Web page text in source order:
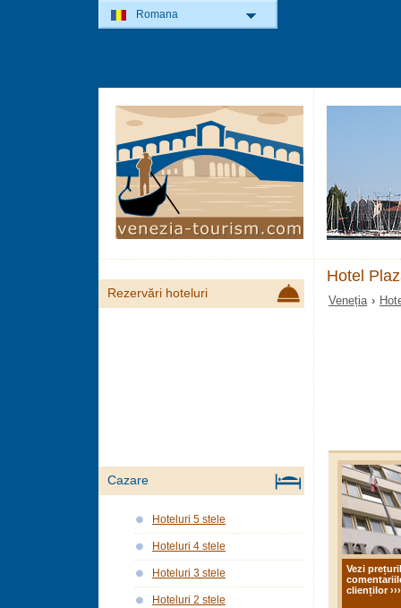
Hotel
Veneția ›
Vezi
clienților ›››
Rezervări hoteluri
Cazare
Hoteluri 5 stele
Hoteluri 4 stele
Hoteluri 3 stele
Hoteluri 2 stele
Romana